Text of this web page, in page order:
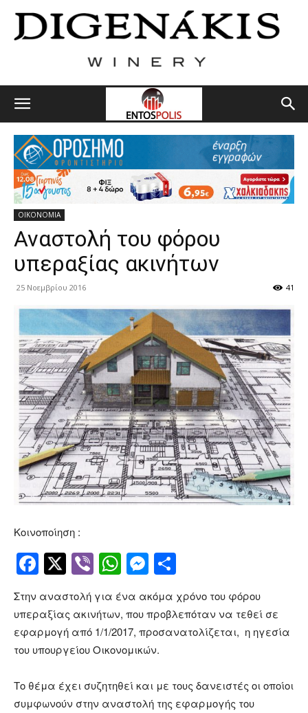
ΟΙΚΟΝΟΜΙΑ
Αναστολή του φόρου
υπεραξίας ακινήτων
25 Νοεμβρίου 2016 41
Κοινοποίηση :
Facebook
Twitter
ViberWhatsApp
Messenger
Στην αναστολή για ένα ακόμα χρόνο του φόρου
υπεραξίας ακινήτων, που προβλεπόταν να τεθεί σε
εφαρμογή από 1/1/2017, προσανατολίζεται, η ηγεσία
του υπουργείου Οικονομικών.
Το θέμα έχει συζητηθεί και με τους δανειστές οι οποίοι
συμφωνούν στην αναστολή της εφαρμογής του